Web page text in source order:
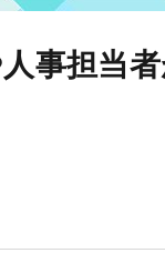
事担当